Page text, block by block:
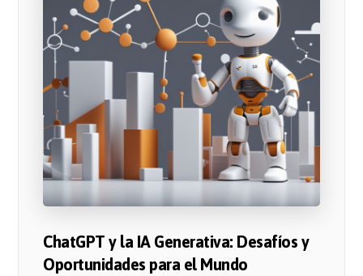
ChatGPT y la IA Generativa: Desafíos y
Oportunidades para el Mundo